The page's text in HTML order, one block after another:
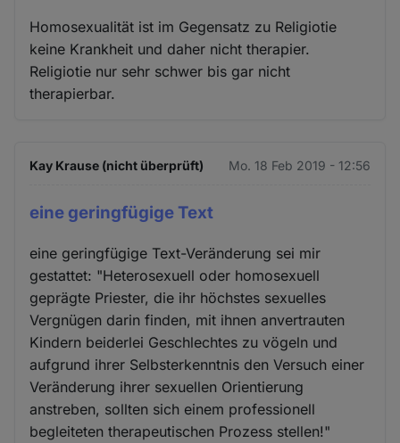
Homosexualität ist im Gegensatz zu Religiotie
keine Krankheit und daher nicht therapier.
Religiotie nur sehr schwer bis gar nicht
therapierbar.
Kay Krause (nicht überprüft) Mo. 18 Feb 2019 - 12:56
eine geringfügige Text
eine geringfügige Text-Veränderung sei mir
gestattet: "Heterosexuell oder homosexuell
geprägte Priester, die ihr höchstes sexuelles
Vergnügen darin finden, mit ihnen anvertrauten
Kindern beiderlei Geschlechtes zu vögeln und
aufgrund ihrer Selbsterkenntnis den Versuch einer
Veränderung ihrer sexuellen Orientierung
anstreben, sollten sich einem professionell
begleiteten therapeutischen Prozess stellen!"